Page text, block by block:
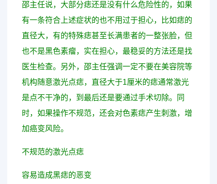
邵主任说，大部分痣还是没有什么危险性的，如果
有一条符合上述症状的也不用过于担心，比如痣的
直径大，有的特殊痣甚至长满患者的一整张脸，但
也不是黑色素瘤，实在担心，最稳妥的方法还是找
医生检查。另外，邵主任强调一定不要在美容院等
机构随意激光点痣，直径大于1厘米的痣通常激光
是点不干净的，到最后还是要通过手术切除。同
时，如果操作不规范，还会对色素痣产生刺激，增
加癌变风险。
不规范的激光点痣
容易造成黑痣的恶变